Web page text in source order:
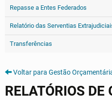
Repasse a Entes Federados
Relatório das Serventias
Transferências
Voltar para Gestão
RELATÓRIOS DE